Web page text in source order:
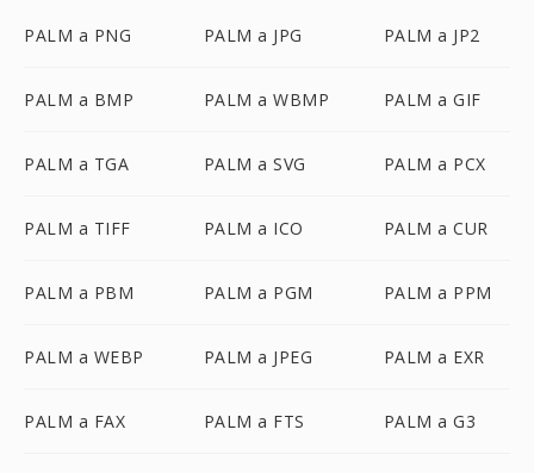
PALM a PNG PALM a JPG PALM a JP2
PALM a BMP PALM a WBMP PALM a GIF
PALM a TGA PALM a SVG PALM a PCX
PALM a TIFF PALM a ICO PALM a CUR
PALM a PBM PALM a PGM PALM a PPM
PALM a WEBP PALM a JPEG PALM a EXR
PALM a FAX PALM a FTS PALM a G3